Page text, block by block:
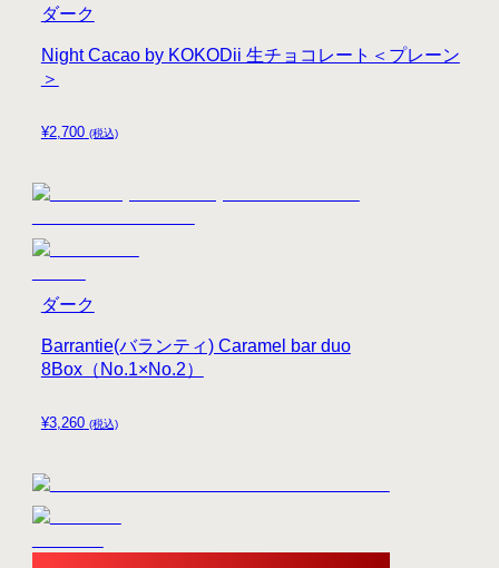
¥2,700 (税込)
Night Cacao by KOKODii 生チョコレート＜プレーン
＞
ダーク
¥3,260 (税込)
Barrantie(バランティ) Caramel bar duo
8Box（No.1×No.2）
ダーク